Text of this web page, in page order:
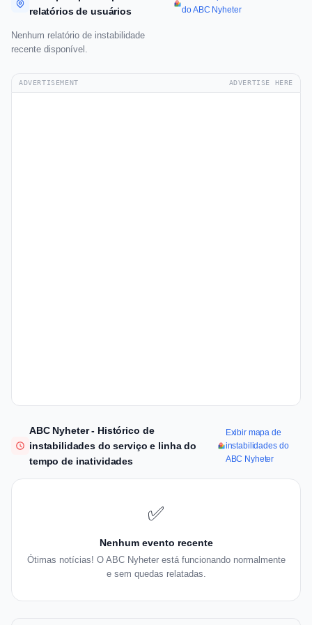
relatórios de usuários
do ABC Nyheter
Nenhum relatório de instabilidade
recente disponível.
ADVERTISEMENT ADVERTISE HERE
ABC Nyheter - Histórico de
instabilidades do serviço e linha do
tempo de inatividades
Exibir mapa de
instabilidades do
ABC Nyheter
✅
Nenhum evento recente
Ótimas notícias! O ABC Nyheter está funcionando normalmente
e sem quedas relatadas.